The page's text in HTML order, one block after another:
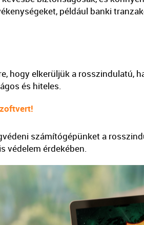
például banki
hogy elkerüljük a rosszindulatú,
és hiteles.
számítógépünket a
védelem érdekében.